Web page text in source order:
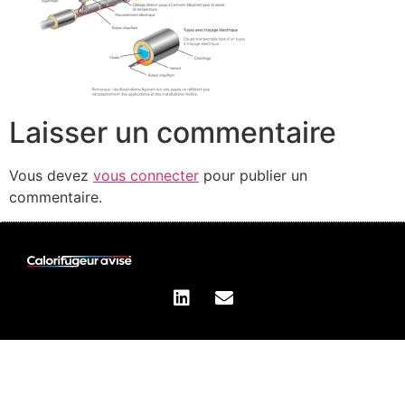
Laisser un commentaire
Vous devez vous connecter pour publier un
commentaire.